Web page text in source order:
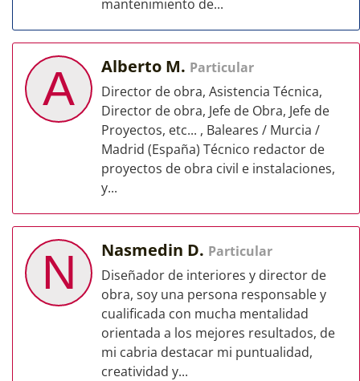
mantenimiento de...
A Alberto M. Particular
Director de obra, Asistencia Técnica,
Director de obra, Jefe de Obra, Jefe de
Proyectos, etc... , Baleares / Murcia /
Madrid (España) Técnico redactor de
proyectos de obra civil e instalaciones,
y...
N Nasmedin D. Particular
Diseñador de interiores y director de
obra, soy una persona responsable y
cualificada con mucha mentalidad
orientada a los mejores resultados, de
mi cabria destacar mi puntualidad,
creatividad y...